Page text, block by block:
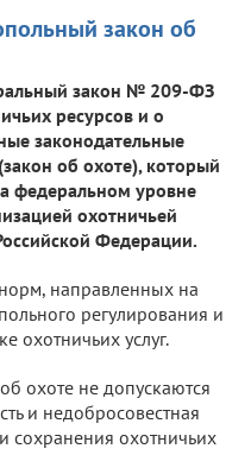
закон об
закон № 209-ФЗ
ресурсов и о
законодательные
об охоте), который
федеральном уровне
охотничьей
Федерации.
направленных на
регулирования и
охотничьих услуг.
охоте не допускаются
и недобросовестная
сохранения охотничьих